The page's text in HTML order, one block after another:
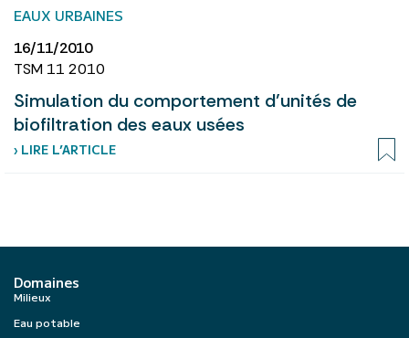
EAUX URBAINES
16/11/2010
TSM 11 2010
Simulation du comportement d’unités de
biofiltration des eaux usées
› LIRE L’ARTICLE
Domaines
Milieux
Eau potable